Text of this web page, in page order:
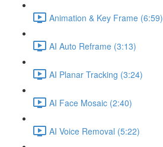
Animation & Key Frame (6:59)
AI Auto Reframe (3:13)
AI Planar Tracking (3:24)
AI Face Mosaic (2:40)
AI Voice Removal (5:22)